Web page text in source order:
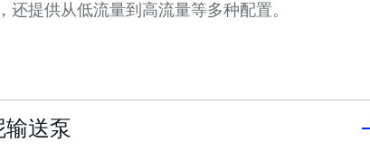
还提供从低流量到高流量等多种配置。
输送泵